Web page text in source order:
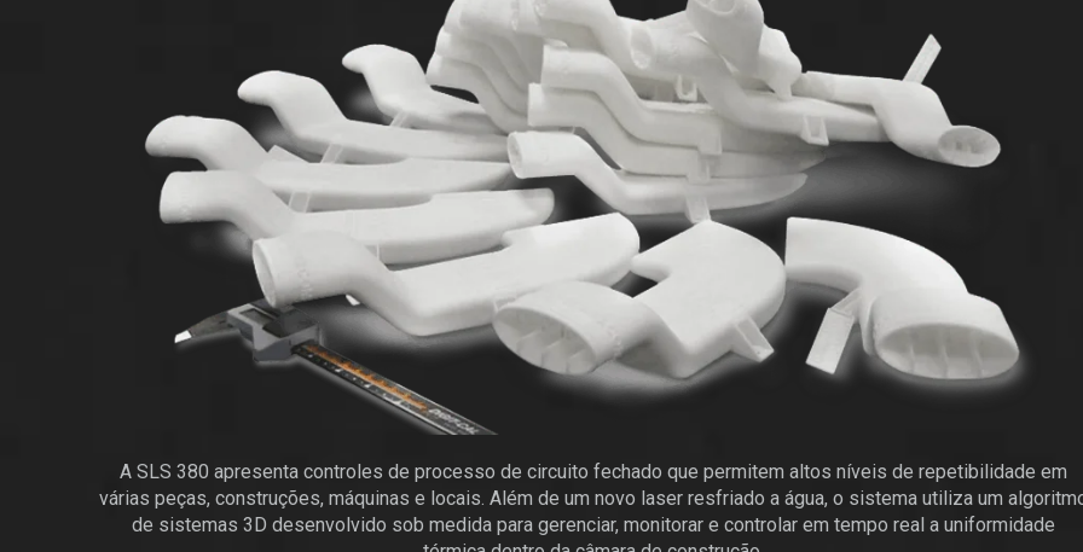
A SLS 380 apresenta controles de processo de circuito fechado que permitem altos níveis de repetibilidade em
várias peças, construções, máquinas e locais. Além de um novo laser resfriado a água, o sistema utiliza um
de sistemas 3D desenvolvido sob medida para gerenciar, monitorar e controlar em tempo real a uniformidade